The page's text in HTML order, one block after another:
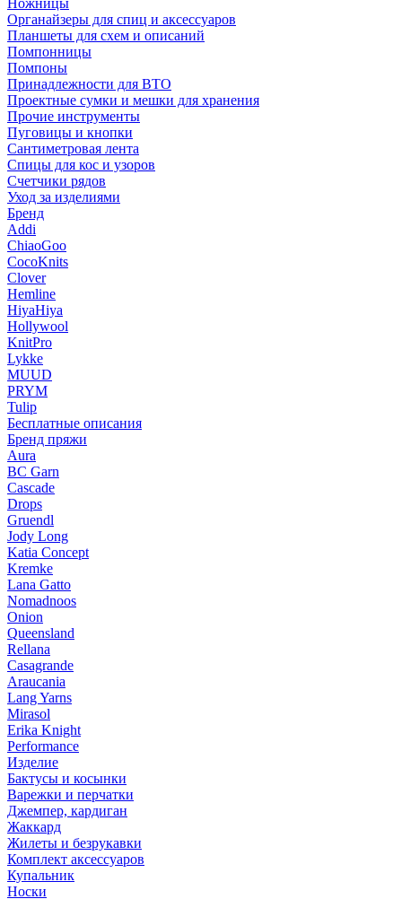
Ножницы
Органайзеры для спиц и аксессуаров
Планшеты для схем и описаний
Помпонницы
Помпоны
Принадлежности для ВТО
Проектные сумки и мешки для хранения
Прочие инструменты
Пуговицы и кнопки
Сантиметровая лента
Спицы для кос и узоров
Счетчики рядов
Уход за изделиями
Бренд
Addi
ChiaoGoo
CocoKnits
Clover
Hemline
HiyaHiya
Hollywool
KnitPro
Lykke
MUUD
PRYM
Tulip
Бесплатные описания
Бренд пряжи
Aura
BC Garn
Cascade
Drops
Gruendl
Jody Long
Katia Concept
Kremke
Lana Gatto
Nomadnoos
Onion
Queensland
Rellana
Casagrande
Araucania
Lang Yarns
Mirasol
Erika Knight
Performance
Изделие
Бактусы и косынки
Варежки и перчатки
Джемпер, кардиган
Жаккард
Жилеты и безрукавки
Комплект аксессуаров
Купальник
Носки